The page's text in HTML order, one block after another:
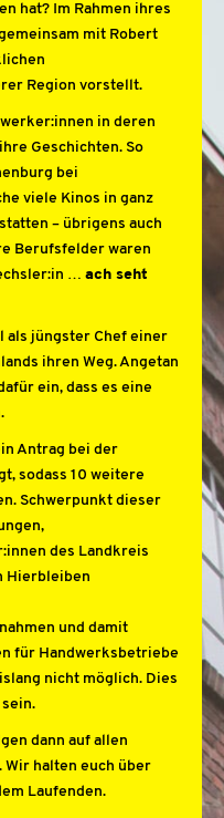
hat? Im Rahmen ihres
mit Robert
Region vorstellt.
in deren
Geschichten. So
bei
viele Kinos in ganz
– übrigens auch
Berufsfelder waren
… ach seht
als jüngster Chef einer
ihren Weg. Angetan
ein, dass es eine
Antrag bei der
sodass 10 weitere
Schwerpunkt dieser
des Landkreis
Hierbleiben
und damit
für Handwerksbetriebe
nicht möglich. Dies
dann auf allen
halten euch über
Laufenden.